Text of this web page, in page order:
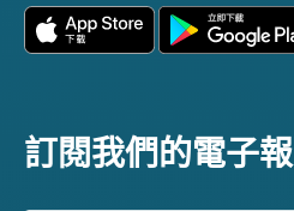
訂閱我們的電子報